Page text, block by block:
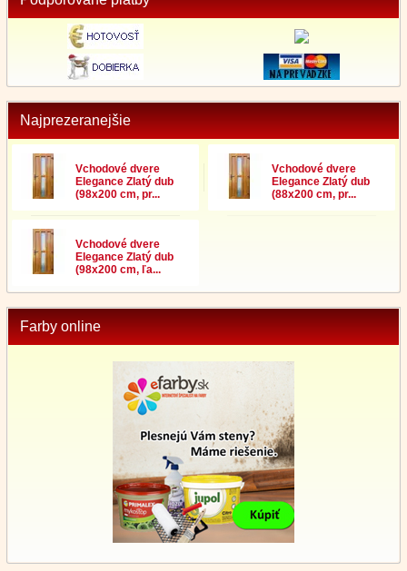
Najprezeranejšie
Vchodové dvere
Elegance Zlatý dub
(98x200 cm, pr...
Vchodové dvere
Elegance Zlatý dub
(88x200 cm, pr...
Vchodové dvere
Elegance Zlatý dub
(98x200 cm, ľa...
Farby online